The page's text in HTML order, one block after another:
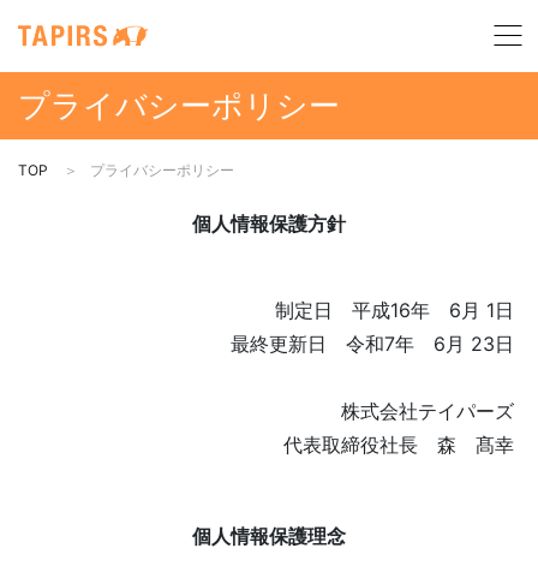
プライバシーポリシー
TOP プライバシーポリシー
個人情報保護方針
制定日 平成16年 6月 1日
最終更新日 令和7年 6月 23日
株式会社テイパーズ
代表取締役社長 森 髙幸
個人情報保護理念